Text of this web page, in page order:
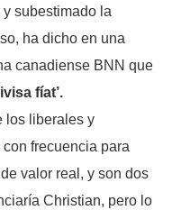
subestimado la
ha dicho en una
canadiense BNN que
fíat’.
los liberales y
frecuencia para
valor real, y son dos
Christian, pero lo